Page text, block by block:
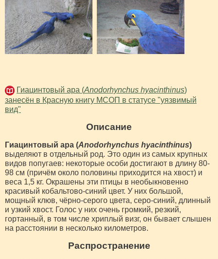
Гиацинтовый ара (Anodorhynchus hyacinthinus)
занесён в Красную книгу МСОП в статусе "уязвимый
вид"
Описание
Гиацинтовый ара (Anodorhynchus hyacinthinus)
выделяют в отдельный род. Это один из самых крупных
видов попугаев: некоторые особи достигают в длину 80-
98 см (причём около половины приходится на хвост) и
веса 1,5 кг. Окрашены эти птицы в необыкновенно
красивый кобальтово-синий цвет. У них большой,
мощный клюв, чёрно-серого цвета, серо-синий, длинный
и узкий хвост. Голос у них очень громкий, резкий,
гортанный, в том числе хриплый визг, он бывает слышен
на расстоянии в несколько километров.
Распространение